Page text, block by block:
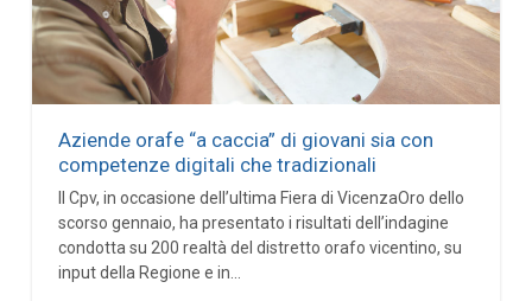
Aziende orafe “a caccia” di giovani sia con
competenze digitali che tradizionali
Il Cpv, in occasione dell’ultima Fiera di VicenzaOro dello
scorso gennaio, ha presentato i risultati dell’indagine
condotta su 200 realtà del distretto orafo vicentino, su
input della Regione e in...